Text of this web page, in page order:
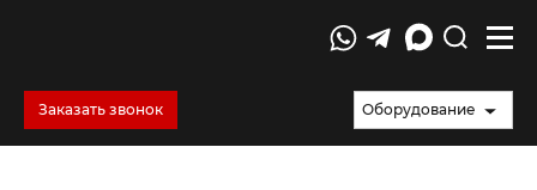
Заказать звонок Оборудование